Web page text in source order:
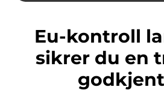
Eu-kontroll larvik slik
sikrer du en